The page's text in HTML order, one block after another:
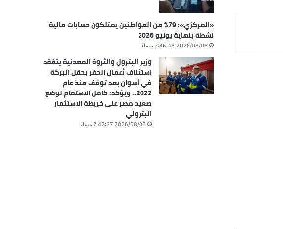
«المركزي»: 79% من المواطنين يمتلكون حسابات مالية
نشطة بنهاية يونيو 2026
2026/08/06 7:45:48 مساءً
وزير البترول والثروة المعدنية يتفقد
استئناف أعمال الحفر بحقل البركة
في أسوان بعد توقف منذ عام
2022.. ويؤكد: كامل الاهتمام لوضع
صعيد مصر على خريطة الاستثمار
البترولي
2026/08/06 7:42:37 مساءً